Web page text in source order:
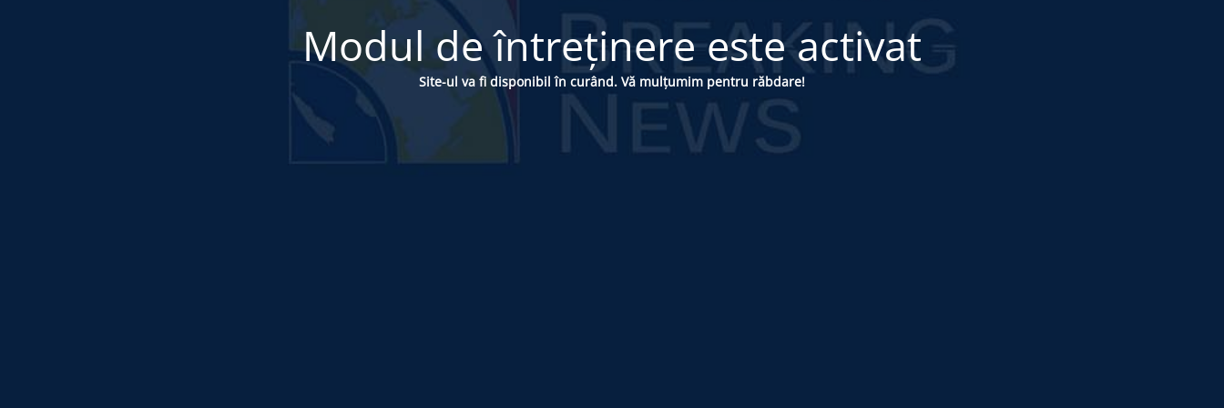
Modul de întreținere este activat
Site-ul va fi disponibil în curând. Vă mulțumim pentru răbdare!